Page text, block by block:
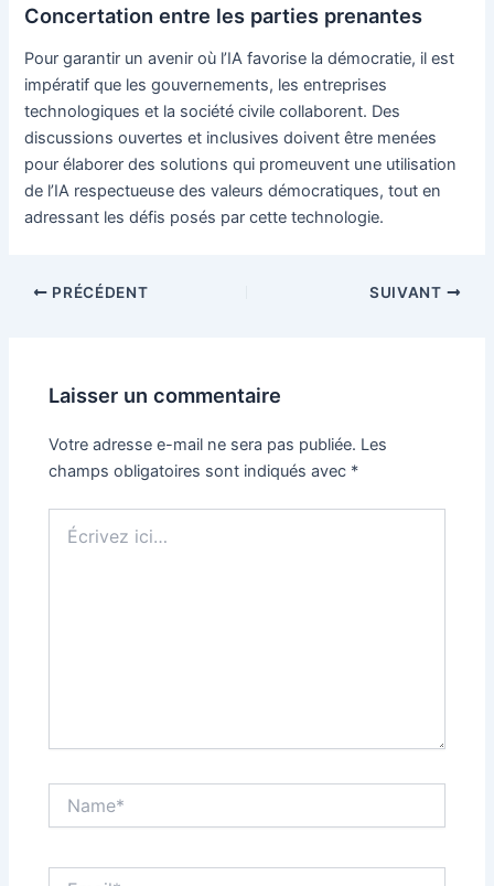
Concertation entre les parties prenantes
Pour garantir un avenir où l’IA favorise la démocratie, il est
impératif que les gouvernements, les entreprises
technologiques et la société civile collaborent. Des
discussions ouvertes et inclusives doivent être menées
pour élaborer des solutions qui promeuvent une utilisation
de l’IA respectueuse des valeurs démocratiques, tout en
adressant les défis posés par cette technologie.
NavigationPRÉCÉDENT SUIVANT
Laisser un commentaire
Votre adresse e-mail ne sera pas publiée. Les
champs obligatoires sont indiqués avec *
ici…